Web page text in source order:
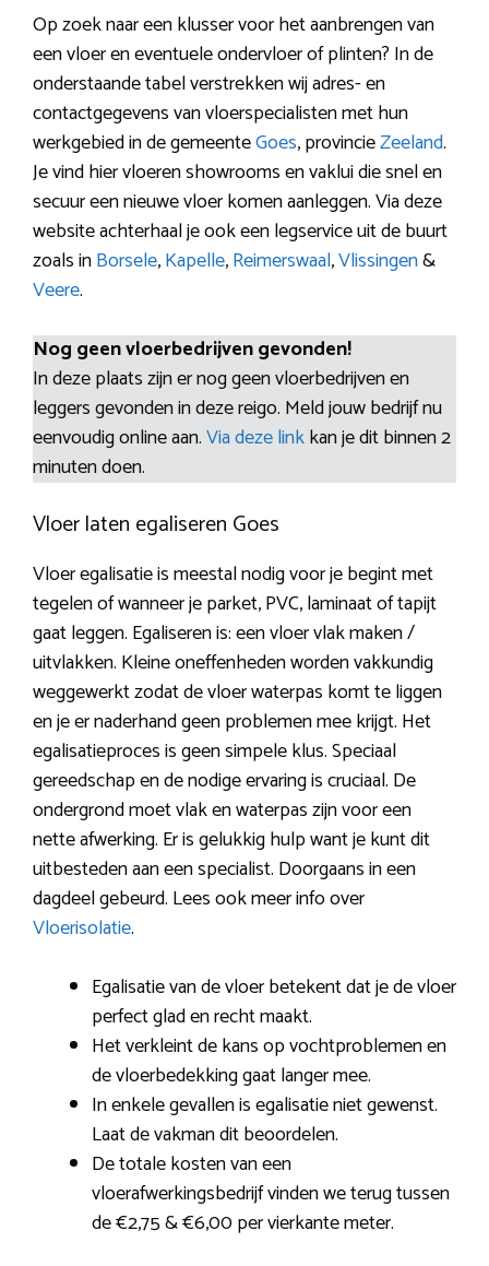
Op zoek naar een klusser voor het aanbrengen van
een vloer en eventuele ondervloer of plinten? In de
onderstaande tabel verstrekken wij adres- en
contactgegevens van vloerspecialisten met hun
werkgebied in de gemeenteGoes, provincieZeeland.
Je vind hier vloeren showrooms en vaklui die snel en
secuur een nieuwe vloer komen aanleggen. Via deze
website achterhaal je ook een legservice uit de buurt
zoals inBorsele,Kapelle,Reimerswaal,Vlissingen&
Veere.
Nog geen vloerbedrijven gevonden!
In deze plaats zijn er nog geen vloerbedrijven en
leggers gevonden in deze reigo. Meld jouw bedrijf nu
eenvoudig online aan.Via deze linkkan je dit binnen 2
minuten doen.
Vloer laten egaliseren Goes
Vloer egalisatie is meestal nodig voor je begint met
tegelen of wanneer je parket, PVC, laminaat of tapijt
gaat leggen. Egaliseren is: een vloer vlak maken /
uitvlakken. Kleine oneffenheden worden vakkundig
weggewerkt zodat de vloer waterpas komt te liggen
en je er naderhand geen problemen mee krijgt. Het
egalisatieproces is geen simpele klus. Speciaal
gereedschap en de nodige ervaring is cruciaal. De
ondergrond moet vlak en waterpas zijn voor een
nette afwerking. Er is gelukkig hulp want je kunt dit
uitbesteden aan een specialist. Doorgaans in een
dagdeel gebeurd. Lees ook meer info over
Vloerisolatie.
Egalisatie van de vloer betekent dat je de vloer
perfect glad en recht maakt.
Het verkleint de kans op vochtproblemen en
de vloerbedekking gaat langer mee.
In enkele gevallen is egalisatie niet gewenst.
Laat de vakman dit beoordelen.
De totale kosten van een
vloerafwerkingsbedrijf vinden we terug tussen
de €2,75 & €6,00 per vierkante meter.